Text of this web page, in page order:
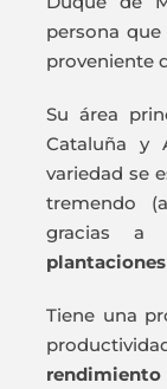
persona
proveniente
Su área
Cataluña y
variedad se
tremendo
gracias a
Tiene una